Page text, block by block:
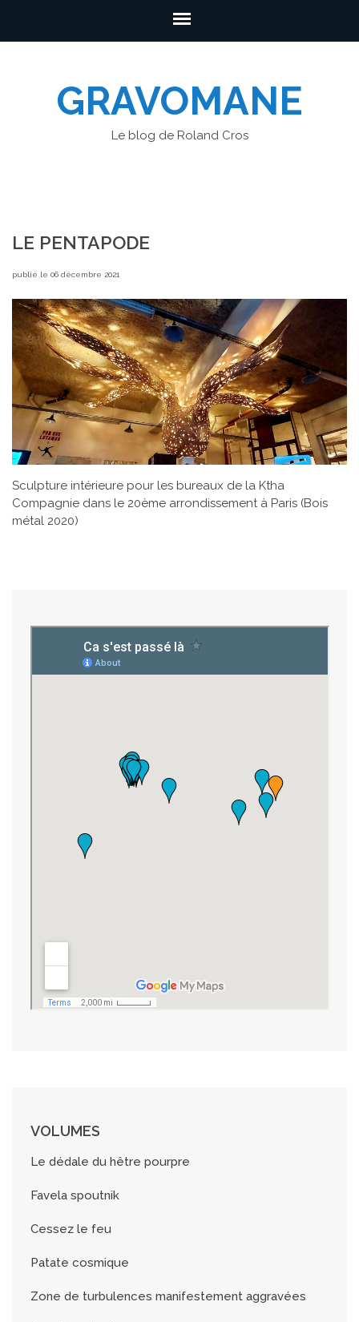
GRAVOMANE
Le blog de Roland Cros
LE PENTAPODE
publié le 06 décembre 2021
Sculpture intérieure pour les bureaux de la Ktha
Compagnie dans le 20ème arrondissement à Paris (Bois
métal 2020)
VOLUMES
Le dédale du hêtre pourpre
Favela spoutnik
Cessez le feu
Patate cosmique
Zone de turbulences manifestement aggravées